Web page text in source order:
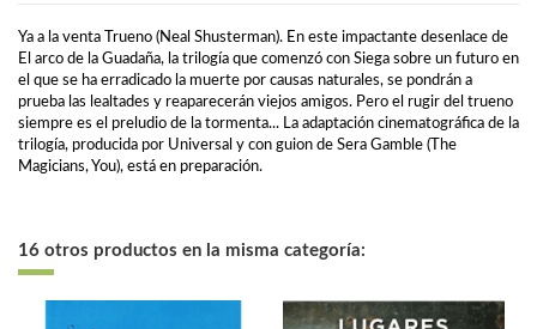
Ya a la venta Trueno (Neal Shusterman). En este impactante desenlace de
El arco de la Guadaña, la trilogía que comenzó con Siega sobre un futuro en
el que se ha erradicado la muerte por causas naturales, se pondrán a
prueba las lealtades y reaparecerán viejos amigos. Pero el rugir del trueno
siempre es el preludio de la tormenta... La adaptación cinematográfica de la
trilogía, producida por Universal y con guion de Sera Gamble (The
Magicians, You), está en preparación.
16 otros productos en la misma categoría: